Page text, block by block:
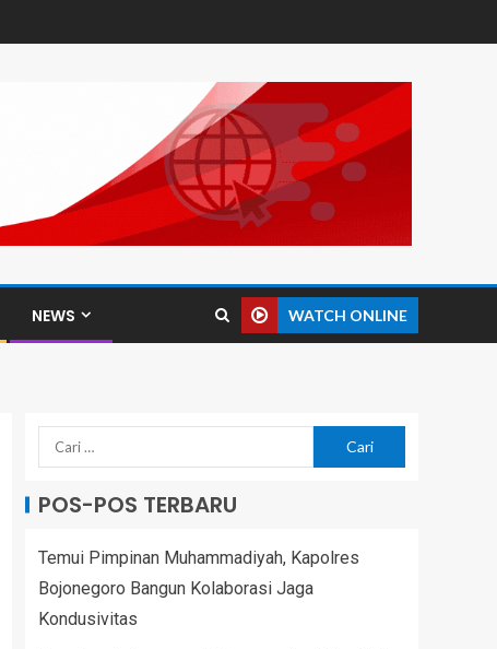
NEWS WATCH ONLINE
POS-POS TERBARU
Temui Pimpinan Muhammadiyah, Kapolres
Bojonegoro Bangun Kolaborasi Jaga
Kondusivitas